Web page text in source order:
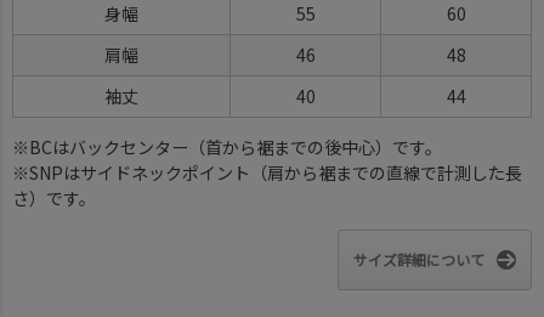
身幅
55
60
肩幅
46
48
袖丈
40 44
※BCはバックセンター（首から裾までの後中心）です。
※SNPはサイドネックポイント（肩から裾までの直線で計測した長
さ）です。
サイズ詳細について